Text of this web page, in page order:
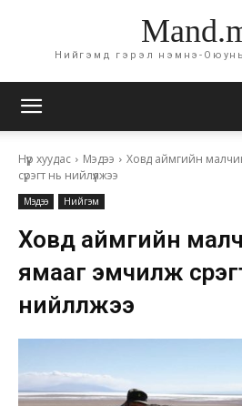
Нийгэмд гэрэл нэмнэ-
Нүүр хуудас Мэдээ
Ховд аймгийн
сүрэгт нь нийлүүлжээ
Мэдээ Нийгэм
Ховд аймгийн
ямааг эмчилж
нийлүүлжээ